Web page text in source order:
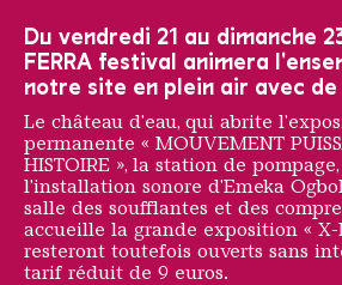
Du vendredi 21 au dimanche
FERRA festival animera
notre site en plein air avec de
Le château d'eau, qui abrite
permanente « MOUVEMENT
HISTOIRE », la station de pompage,
l'installation sonore d'Emeka
salle des soufflantes et des
accueille la grande exposition « X-
resteront toutefois ouverts sans
tarif réduit de 9 euros.